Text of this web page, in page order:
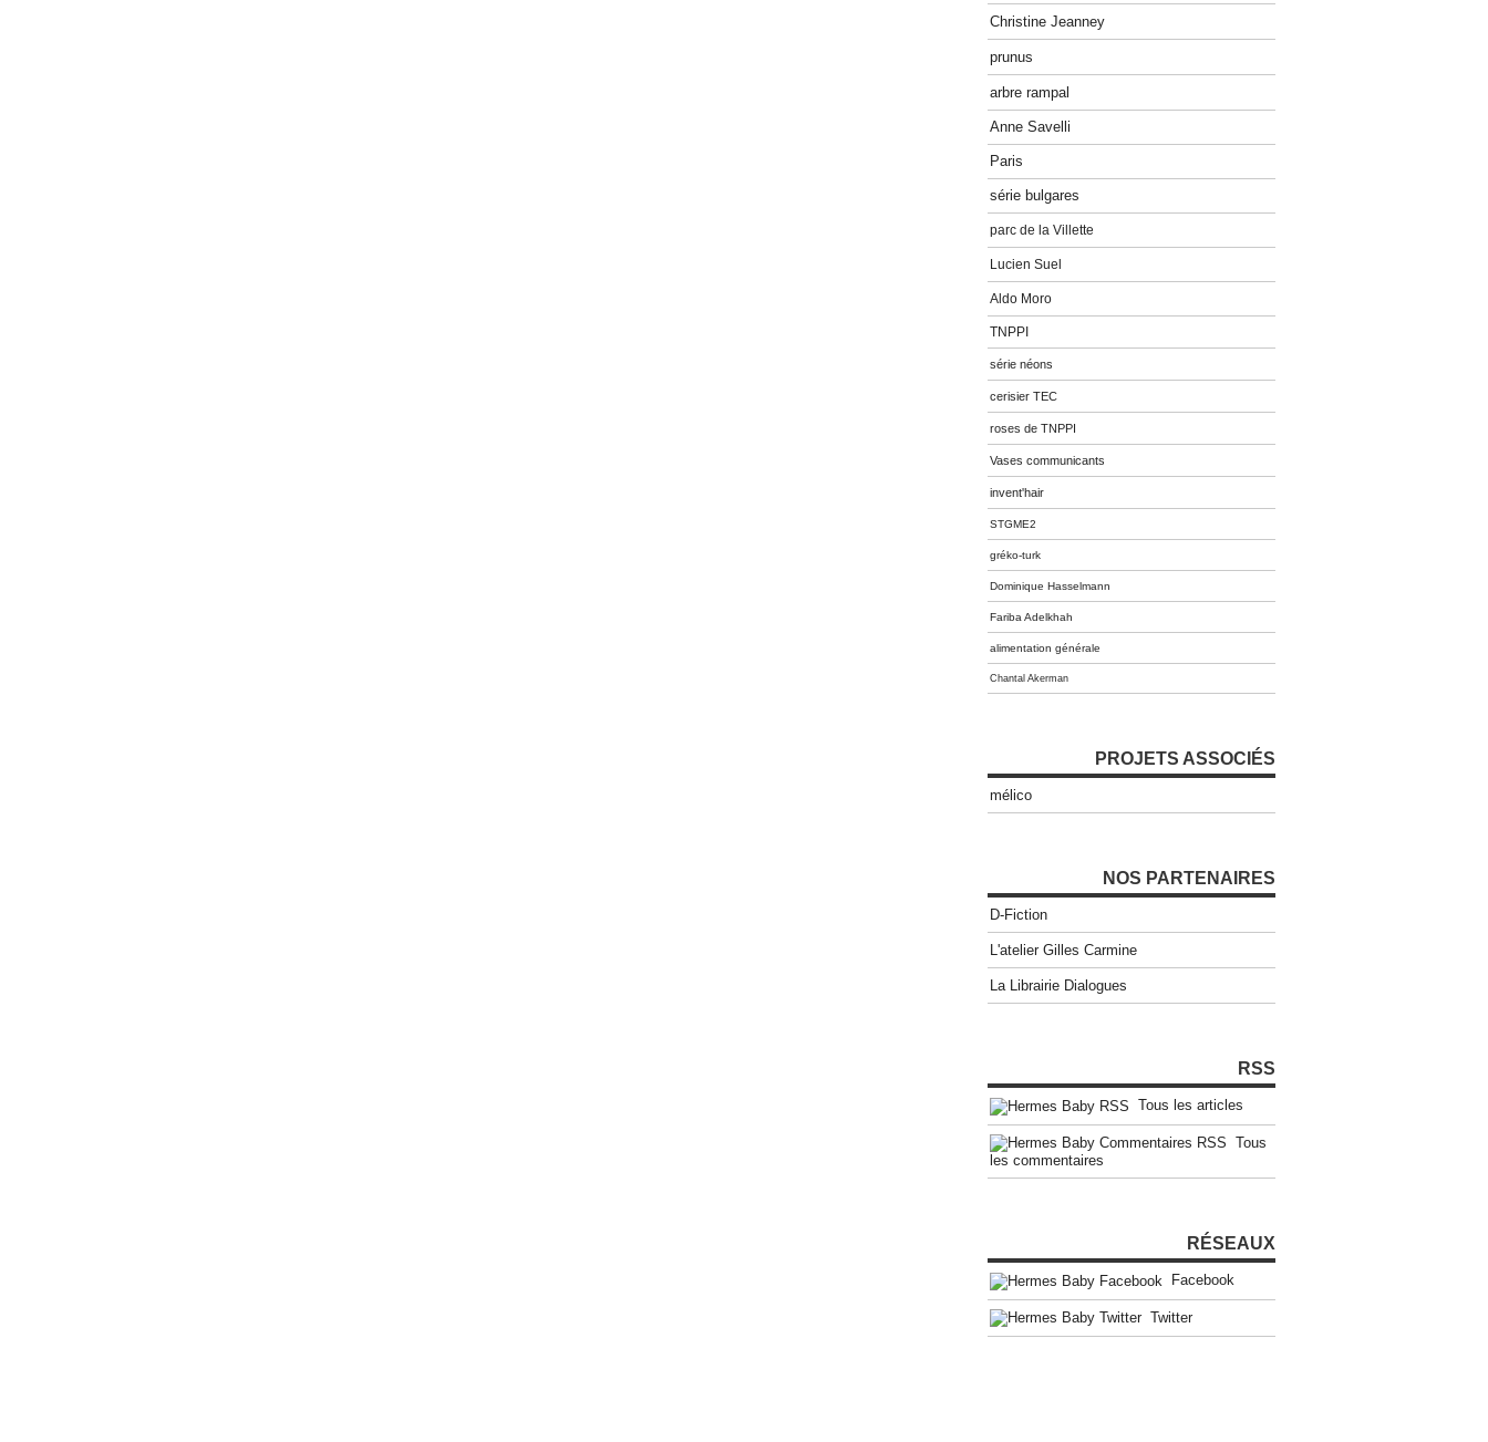
Christine Jeanney
prunus
arbre rampal
Anne Savelli
Paris
série bulgares
parc de la Villette
Lucien Suel
Aldo Moro
TNPPI
série néons
cerisier TEC
roses de TNPPI
Vases communicants
invent'hair
STGME2
gréko-turk
Dominique Hasselmann
Fariba Adelkhah
alimentation générale
Chantal Akerman
PROJETS ASSOCIÉS
mélico
NOS PARTENAIRES
D-Fiction
L'atelier Gilles Carmine
La Librairie Dialogues
RSS
Tous les articles
Tous
les commentaires
RÉSEAUX
Facebook
Twitter